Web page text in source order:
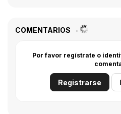
COMENTARIOS
Por favor regístrate o
Registrarse